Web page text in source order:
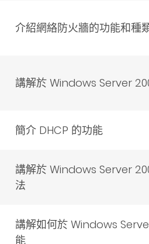
介紹網絡防火牆的功能和種
講解於 Windows Server
簡介 DHCP 的功能
講解於 Windows Server
法
講解如何於 Windows
能